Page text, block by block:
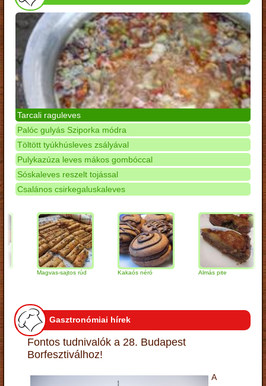
Tarcali raguleves
Palóc gulyás Sziporka módra
Töltött tyúkhúsleves zsályával
Pulykazúza leves mákos gombóccal
Sóskaleves reszelt tojással
Csalános csirkegaluskaleves
Magvas-sajtos rúd Kakaós néró Almás pite
Gasztronómiai hírek
Fontos tudnivalók a 28. Budapest
Borfesztiválhoz!
A